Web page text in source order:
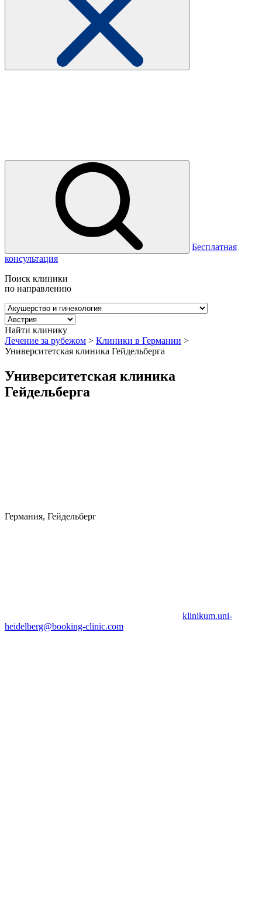
Бесплатная
консультация
Поиск клиники
по направлению
Найти клинику
Лечение за рубежом > Клиники в Германии >
Университетская клиника Гейдельберга
Университетская клиника
Гейдельберга
Германия, Гейдельберг
klinikum.uni-
heidelberg@booking-clinic.com